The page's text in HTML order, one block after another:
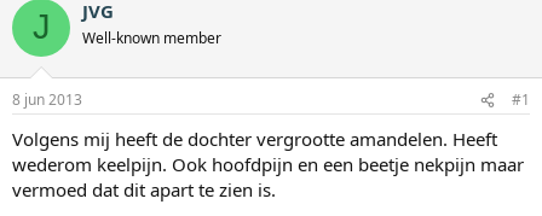
e
r
p
s
t
a
r
t
e
r
a
t
m
J JVG
Well-known member
8 jun 2013 #1
Volgens mij heeft de dochter vergrootte amandelen. Heeft
wederom keelpijn. Ook hoofdpijn en een beetje nekpijn maar
vermoed dat dit apart te zien is.